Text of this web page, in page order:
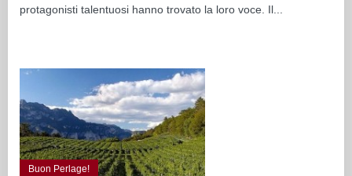
protagonisti talentuosi hanno trovato la loro voce. Il...
Buon Perlage!